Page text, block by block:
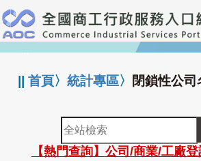
跳
到
主
要
:::
||首頁〉統計專區〉 閉鎖性公司
全
站
檢
【熱門查詢】公司/商業/工廠